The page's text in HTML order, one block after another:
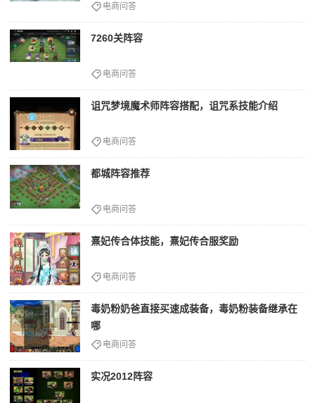
电商问答
7260关阵容
电商问答
诅咒梦境魔术师阵容搭配，诅咒系技能介绍
电商问答
都城阵容推荐
电商问答
熹妃传合体技能，熹妃传合服奖励
电商问答
毒奶粉奶爸直接买速成装备，毒奶粉装备继承在
哪
电商问答
实况2012阵容